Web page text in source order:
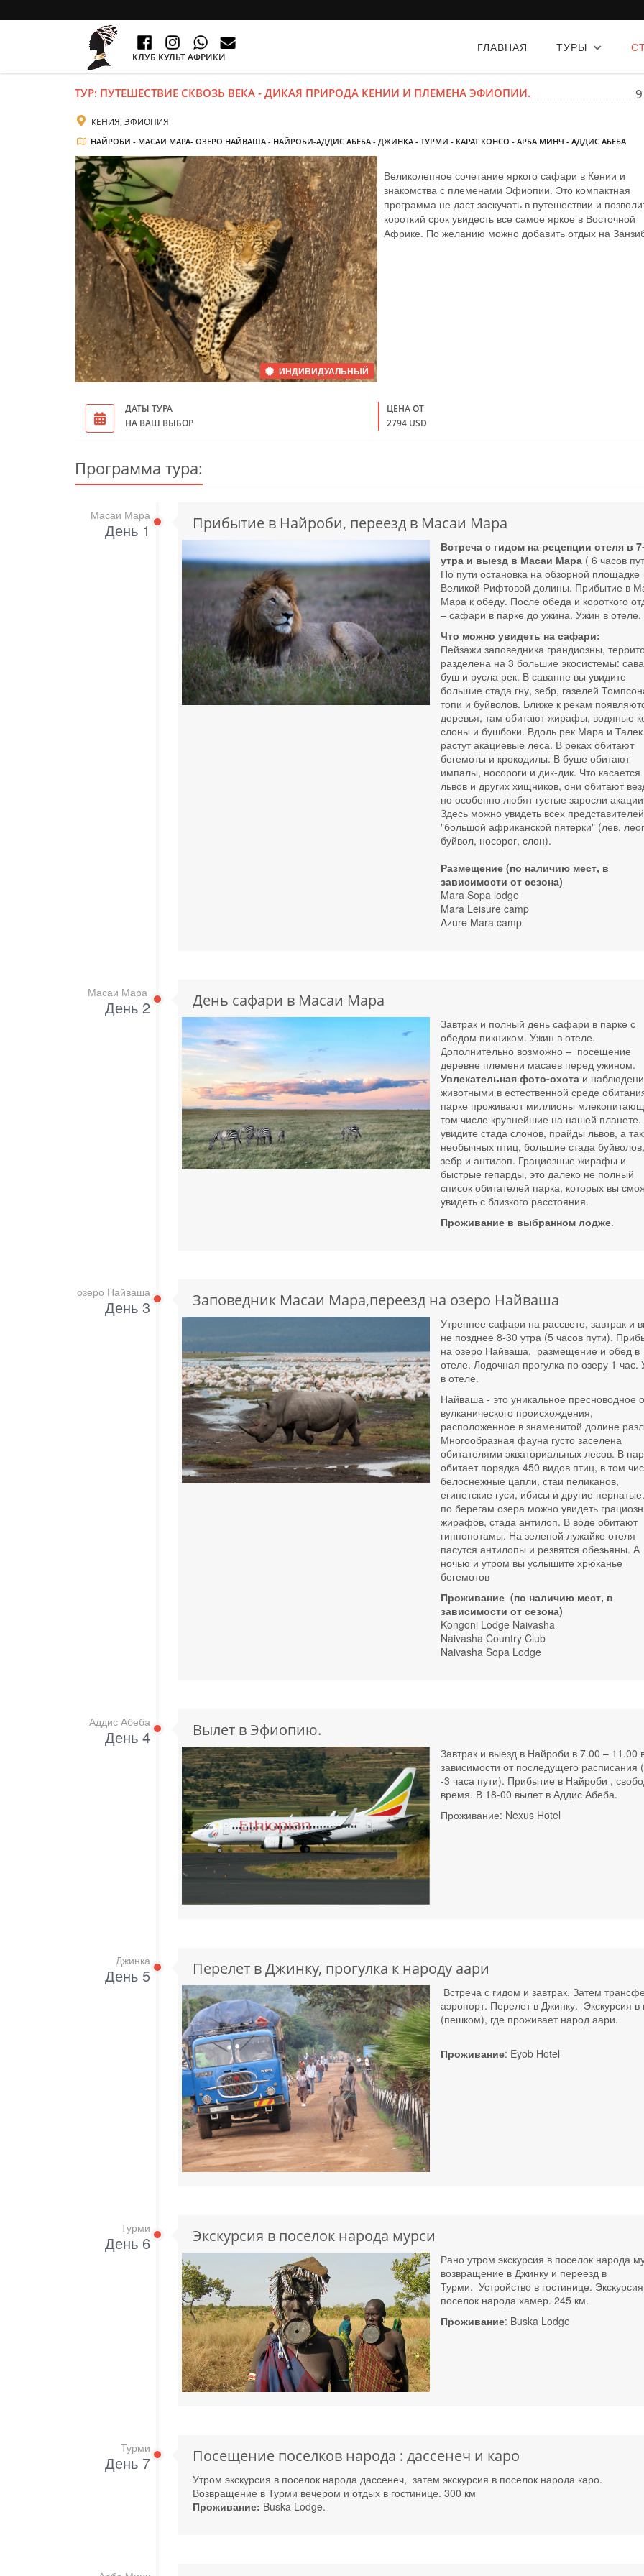
КЛУБ КУЛЬТ АФРИКИ
ГЛАВНАЯ ТУРЫ
ТУР: ПУТЕШЕСТВИЕ СКВОЗЬ ВЕКА - ДИКАЯ ПРИРОДА КЕНИИ И ПЛЕМЕНА ЭФИОПИИ.
КЕНИЯ, ЭФИОПИЯ
НАЙРОБИ - МАСАИ МАРА- ОЗЕРО НАЙВАША - НАЙРОБИ-АДДИС АБЕБА - ДЖИНКА - ТУРМИ - КАРАТ КОНСО - АРБА МИНЧ - АДДИС АБЕБА
ИНДИВИДУАЛЬНЫЙ
Великолепное сочетание яркого сафари в Кении и
знакомства с племенами Эфиопии. Это компактная
программа не даст заскучать в путешествии и
короткий срок увидесть все самое яркое в Восточной
Африке. По желанию можно добавить отдых на
ДАТЫ ТУРА
НА ВАШ ВЫБОР
ЦЕНА ОТ
2794 USD
Программа тура:
Масаи Мара
День 1 Прибытие в Найроби, переезд в Масаи Мара
Встреча с гидом на рецепции отеля в
утра и выезд в Масаи Мара ( 6 часов
По пути остановка на обзорной площадке
Великой Рифтовой долины. Прибытие в
Мара к обеду. После обеда и короткого
– сафари в парке до ужина. Ужин в отеле.
Что можно увидеть на сафари:
Пейзажи заповедника грандиозны,
разделена на 3 большие экосистемы:
буш и русла рек. В саванне вы увидите
большие стада гну, зебр, газелей
топи и буйволов. Ближе к рекам
деревья, там обитают жирафы, водяные
слоны и бушбоки. Вдоль рек Мара и Талек
растут акациевые леса. В реках обитают
бегемоты и крокодилы. В буше обитают
импалы, носороги и дик-дик. Что касается
львов и других хищников, они обитают
но особенно любят густые заросли
Здесь можно увидеть всех представителей
"большой африканской пятерки" (лев,
буйвол, носорог, слон).
Размещение (по наличию мест, в
зависимости от сезона)
Mara Sopa lodge
Mara Leisure camp
Azure Mara camp
Масаи Мара
День 2 День сафари в Масаи Мара
Завтрак и полный день сафари в парке с
обедом пикником. Ужин в отеле.
Дополнительно возможно – посещение
деревне племени масаев перед ужином.
Увлекательная фото-охота и
животными в естественной среде
парке проживают миллионы
том числе крупнейшие на нашей
увидите стада слонов, прайды львов, а
необычных птиц, большие стада буйволов,
зебр и антилоп. Грациозные жирафы и
быстрые гепарды, это далеко не полный
список обитателей парка, которых вы
увидеть с близкого расстояния.
Проживание в выбранном лодже.
озеро Найваша
День 3 Заповедник Масаи Мара,переезд на озеро Найваша
Утреннее сафари на рассвете, завтрак и
не позднее 8-30 утра (5 часов пути).
на озеро Найваша, размещение и обед в
отеле. Лодочная прогулка по озеру 1 час.
в отеле.
Найваша - это уникальное пресноводное
вулканического происхождения,
расположенное в знаменитой долине
Многообразная фауна густо заселена
обитателями экваториальных лесов. В
обитает порядка 450 видов птиц, в том
белоснежные цапли, стаи пеликанов,
египетские гуси, ибисы и другие
по берегам озера можно увидеть
жирафов, стада антилоп. В воде обитают
гиппопотамы. На зеленой лужайке отеля
пасутся антилопы и резвятся обезьяны. А
ночью и утром вы услышите хрюканье
бегемотов
Проживание (по наличию мест, в
зависимости от сезона)
Kongoni Lodge Naivasha
Naivasha Country Club
Naivasha Sopa Lodge
Аддис Абеба
День 4 Вылет в Эфиопию.
Завтрак и выезд в Найроби в 7.00 – 11.00
зависимости от последущего расписания
-3 часа пути). Прибытие в Найроби ,
время. В 18-00 вылет в Аддис Абеба.
Проживание: Nexus Hotel
Джинка
День 5 Перелет в Джинку, прогулка к народу аари
Встреча с гидом и завтрак. Затем
аэропорт. Перелет в Джинку. Экскурсия в
(пешком), где проживает народ аари.
Проживание: Eyob Hotel
Турми
День 6 Экскурсия в поселок народа мурси
Рано утром экскурсия в поселок народа
возвращение в Джинку и переезд в
Турми. Устройство в гостинице.
поселок народа хамер. 245 км.
Проживание: Buska Lodge
Турми
День 7 Посещение поселков народа : дассенеч и каро
Утром экскурсия в поселок народа дассенеч, затем экскурсия в поселок народа каро.
Возвращение в Турми вечером и отдых в гостинице. 300 км
Проживание: Buska Lodge.